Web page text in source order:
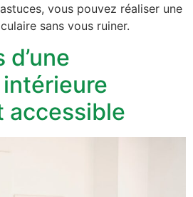
vous pouvez réaliser une
sans vous ruiner.
accessible